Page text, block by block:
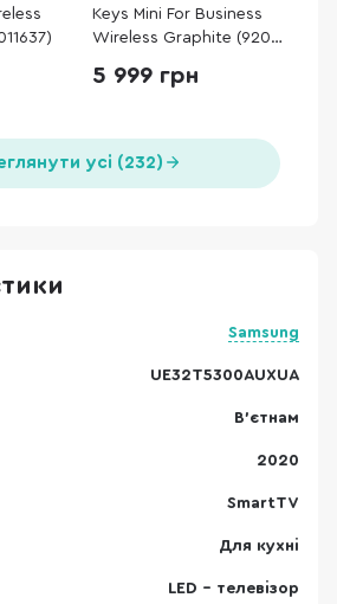
Keys Mini For Business
Wireless Graphite (920-
5 999 грн
усі (232)
Samsung
UE32T5300AUXUA
В'єтнам
2020
SmartTV
Для кухні
LED - телевізор